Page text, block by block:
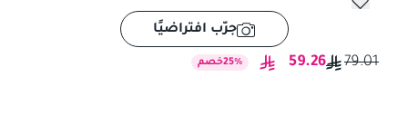
روماند كريم مات ليب ستيك
جرّب افتراضيًا
79.01
59.26
25% خصم